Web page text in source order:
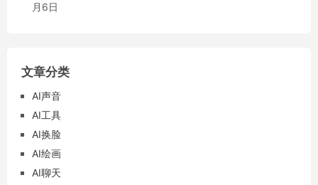
月6日
文章分类
AI声音
AI工具
AI换脸
AI绘画
AI聊天